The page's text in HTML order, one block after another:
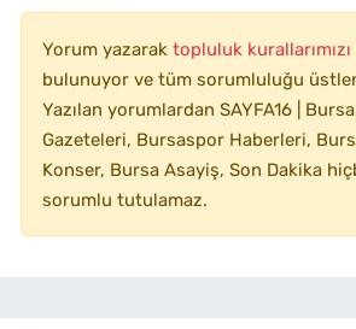
Yorum yazarak topluluk kurallarımızı
bulunuyor ve tüm sorumluluğu
Yazılan yorumlardan SAYFA16 |
Gazeteleri, Bursaspor Haberleri,
Konser, Bursa Asayiş, Son Dakika
sorumlu tutulamaz.